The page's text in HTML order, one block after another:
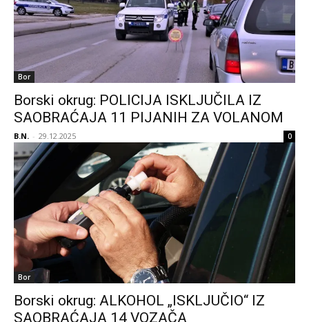
Bor
Borski okrug: POLICIJA ISKLJUČILA IZ
SAOBRAĆAJA 11 PIJANIH ZA VOLANOM
B.N. - 29.12.2025 0
Bor
Borski okrug: ALKOHOL „ISKLJUČIO“ IZ
SAOBRAĆAJA 14 VOZAČA